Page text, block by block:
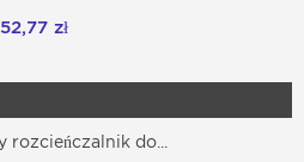
52,77 zł
rozcieńczalnik do...